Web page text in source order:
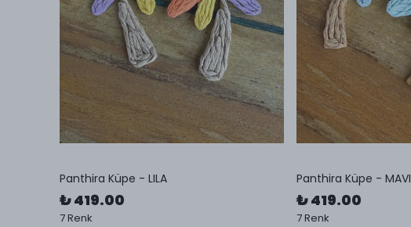
Panthira Küpe - LILA
₺ 419.00
7 Renk
Panthira Küpe - MAVI
₺ 419.00
7 Renk